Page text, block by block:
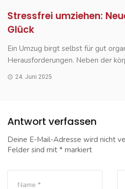
Stressfrei umziehen:
Glück
Ein Umzug birgt selbst für gut
Herausforderungen. Neben der
24. Juni 2025
Antwort verfassen
Deine E-Mail-Adresse wird nicht
Felder sind mit * markiert